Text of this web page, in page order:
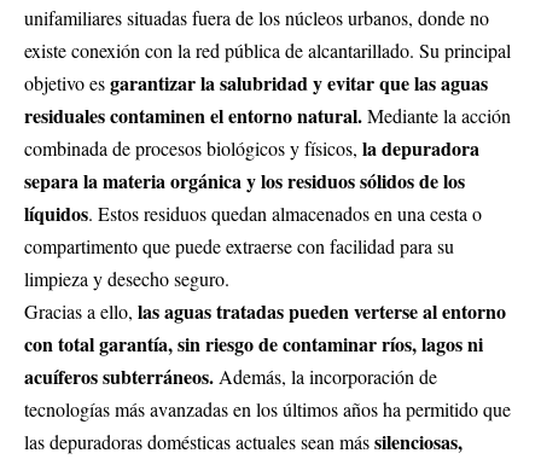
unifamiliares situadas fuera de los núcleos urbanos, donde no
existe conexión con la red pública de alcantarillado. Su principal
objetivo esgarantizar la salubridad y evitar que las aguas
residuales contaminen el entorno natural.Mediante la acción
combinada de procesos biológicos y físicos, la depuradora
separa la materia orgánica y los residuos sólidos de los
líquidos. Estos residuos quedan almacenados en una cesta o
compartimento que puede extraerse con facilidad para su
limpieza y desecho seguro.
Gracias a ello, las aguas tratadas pueden verterse al entorno
con total garantía, sin riesgo de contaminar ríos, lagos ni
acuíferos subterráneos.Además, la incorporación de
tecnologías más avanzadas en los últimos años ha permitido que
las depuradoras domésticas actuales sean mássilenciosas,